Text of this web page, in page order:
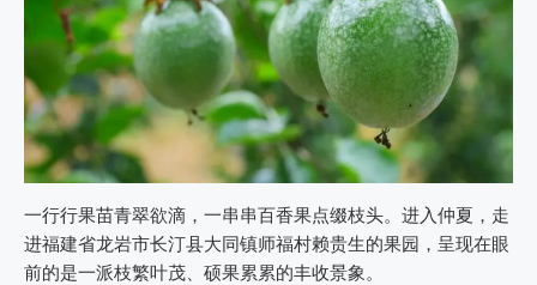
一行行果苗青翠欲滴，一串串百香果点缀枝头。进入仲夏，走
进福建省龙岩市长汀县大同镇师福村赖贵生的果园，呈现在眼
前的是一派枝繁叶茂、硕果累累的丰收景象。